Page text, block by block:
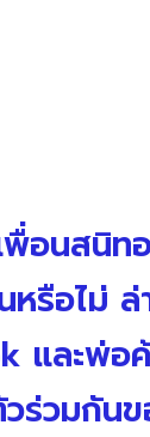
อนสนิ
รือไม่
และพ่
มกันข